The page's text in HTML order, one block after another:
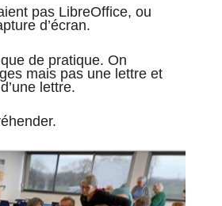
pas LibreOffice, ou
d’écran.
de pratique. On
mais pas une lettre et
lettre.